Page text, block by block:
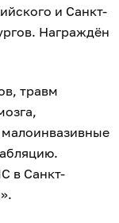
и Санкт-
Награждён
травм
в Санкт-